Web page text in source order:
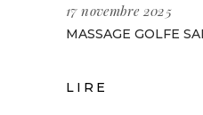
17 novembre 2025
MASSAGE GOLFE
LIRE